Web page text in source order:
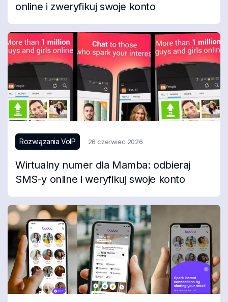
online i zweryfikuj swoje konto
Rozwiązania VoIP 26 czerwiec 2026
Wirtualny numer dla Mamba: odbieraj
SMS-y online i weryfikuj swoje konto